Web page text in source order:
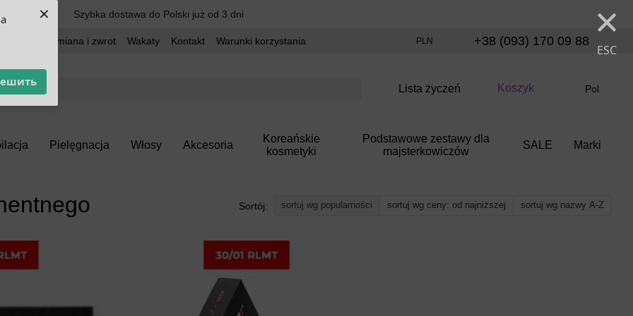
× ×
ESC
Szybka dostawa do Polski już od 3 dni
Wymiana i zwrot Wakaty Kontakt
Warunki korzystania
PLN +38 (093) 170 09 88
Lista życzeń Koszyk Pol
Pielęgnacja Włosy Akcesoria
Koreańskie
kosmetyki
Podstawowe zestawy dla
majsterkowiczów
SALE Marki
Sortój: sortuj wg popularności sortuj wg ceny: od najniższej sortuj wg nazwy A-Z